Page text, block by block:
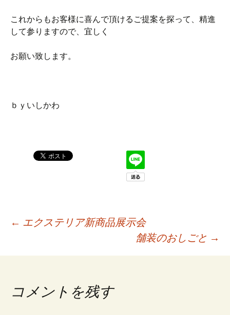
これからもお客様に喜んで頂けるご提案を探って、精進
して参りますので、宜しく
お願い致します。
ｂｙいしかわ
投
← エクステリア新商品展示会
舗装のおしごと →
コメントを残す